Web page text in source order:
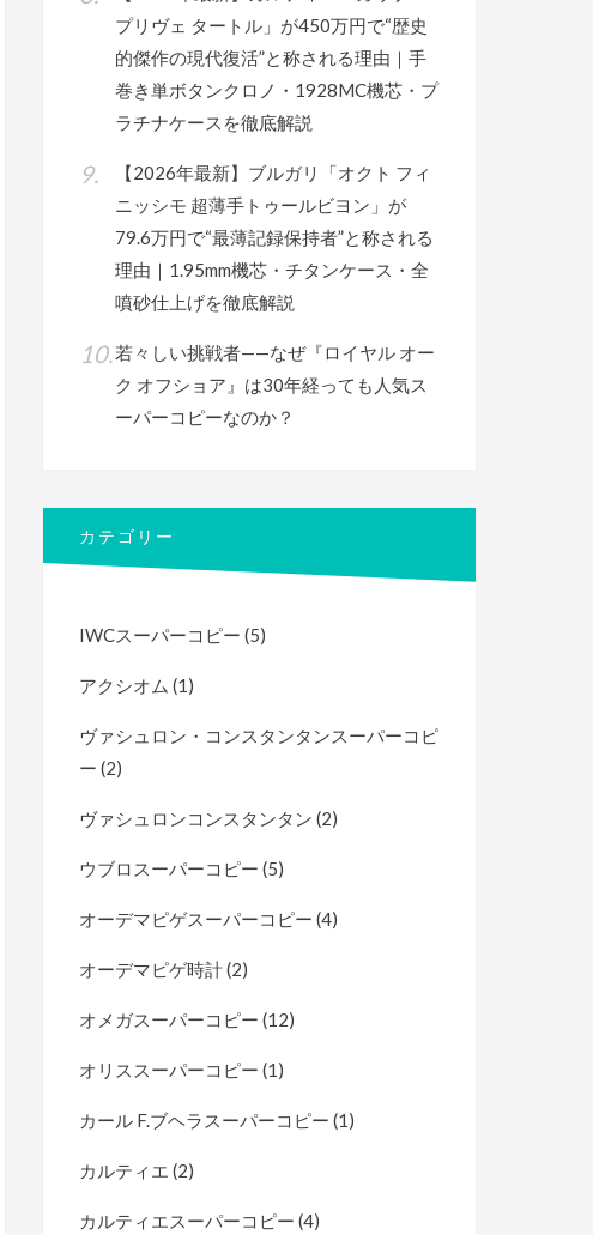
プリヴェ タートル」が450万円で“歴史
的傑作の現代復活”と称される理由｜手
巻き単ボタンクロノ・1928MC機芯・プ
ラチナケースを徹底解説
【2026年最新】ブルガリ「オクト フィ
ニッシモ 超薄手トゥールビヨン」が
79.6万円で“最薄記録保持者”と称される
理由｜1.95mm機芯・チタンケース・全
噴砂仕上げを徹底解説
若々しい挑戦者——なぜ『ロイヤル オー
ク オフショア』は30年経っても人気ス
ーパーコピーなのか？
カテゴリー
IWCスーパーコピー (5)
アクシオム (1)
ヴァシュロン・コンスタンタンスーパーコピ
ー (2)
ヴァシュロンコンスタンタン (2)
ウブロスーパーコピー (5)
オーデマピゲスーパーコピー (4)
オーデマピゲ時計(2)
オメガスーパーコピー (12)
オリススーパーコピー (1)
カール F.ブヘラスーパーコピー (1)
カルティエ (2)
カルティエスーパーコピー (4)